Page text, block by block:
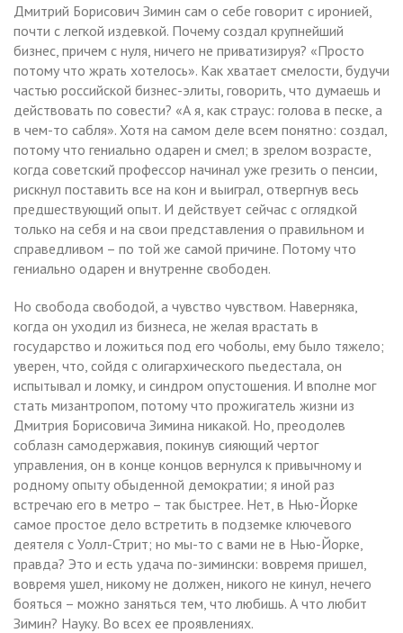
Дмитрий Борисович Зимин сам о себе говорит с иронией,
почти с легкой издевкой. Почему создал крупнейший
бизнес, причем с нуля, ничего не приватизируя? «Просто
потому что жрать хотелось». Как хватает смелости, будучи
частью российской бизнес-элиты, говорить, что думаешь и
действовать по совести? «А я, как страус: голова в песке, а
в чем-то сабля». Хотя на самом деле всем понятно: создал,
потому что гениально одарен и смел; в зрелом возрасте,
когда советский профессор начинал уже грезить о пенсии,
рискнул поставить все на кон и выиграл, отвергнув весь
предшествующий опыт. И действует сейчас с оглядкой
только на себя и на свои представления о правильном и
справедливом – по той же самой причине. Потому что
гениально одарен и внутренне свободен.
Но свобода свободой, а чувство чувством. Наверняка,
когда он уходил из бизнеса, не желая врастать в
государство и ложиться под его чоболы, ему было тяжело;
уверен, что, сойдя с олигархического пьедестала, он
испытывал и ломку, и синдром опустошения. И вполне мог
стать мизантропом, потому что прожигатель жизни из
Дмитрия Борисовича Зимина никакой. Но, преодолев
соблазн самодержавия, покинув сияющий чертог
управления, он в конце концов вернулся к привычному и
родному опыту обыденной демократии; я иной раз
встречаю его в метро – так быстрее. Нет, в Нью-Йорке
самое простое дело встретить в подземке ключевого
деятеля с Уолл-Стрит; но мы-то с вами не в Нью-Йорке,
правда? Это и есть удача по-зимински: вовремя пришел,
вовремя ушел, никому не должен, никого не кинул, нечего
бояться – можно заняться тем, что любишь. А что любит
Зимин? Науку. Во всех ее проявлениях.